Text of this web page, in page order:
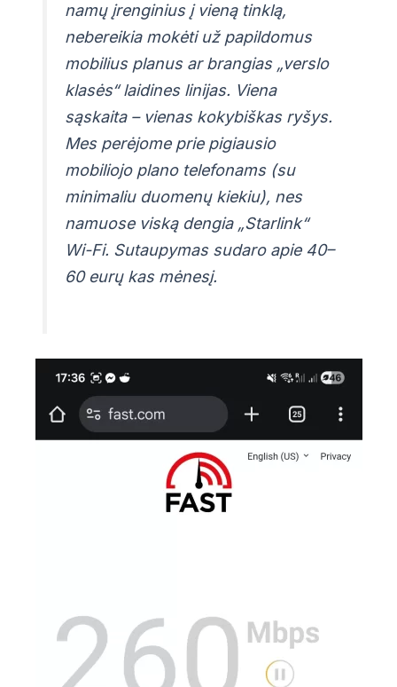
namų įrenginius į vieną tinklą,
nebereikia mokėti už papildomus
mobilius planus ar brangias „verslo
klasės“ laidines linijas. Viena
sąskaita – vienas kokybiškas ryšys.
Mes perėjome prie pigiausio
mobiliojo plano telefonams (su
minimaliu duomenų kiekiu), nes
namuose viską dengia „Starlink“
Wi-Fi. Sutaupymas sudaro apie 40–
60 eurų kas mėnesį.